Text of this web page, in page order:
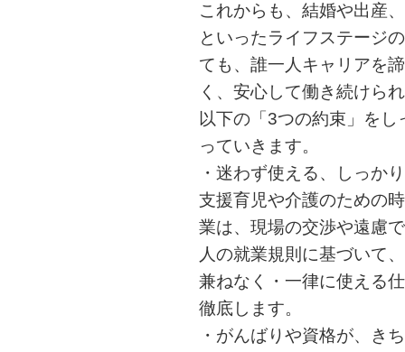
これからも、結婚や出産
といったライフステージ
ても、誰一人キャリアを
く、安心して働き続けら
以下の「3つの約束」をし
っていきます。
・迷わず使える、しっか
支援育児や介護のための
業は、現場の交渉や遠慮
人の就業規則に基づいて
兼ねなく・一律に使える
徹底します。
・がんばりや資格が、き